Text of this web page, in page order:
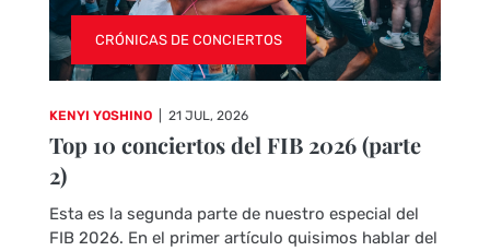
CRÓNICAS DE CONCIERTOS
KENYI YOSHINO 21 JUL, 2026
Top 10 conciertos del FIB 2026 (parte
2)
Esta es la segunda parte de nuestro especial del
FIB 2026. En el primer artículo quisimos hablar del